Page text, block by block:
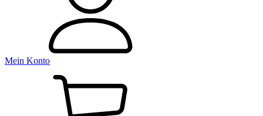
Mein Konto